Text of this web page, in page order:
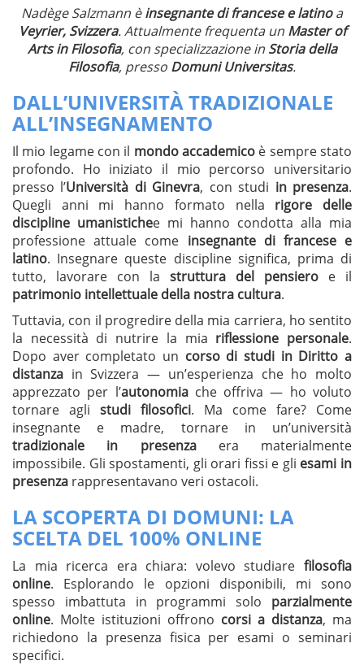
Nadège Salzmann èinsegnante di francese e latinoa
Veyrier, Svizzera. Attualmente frequenta un Master of
Arts in Filosofia, con specializzazione in Storia della
Filosofia, presso Domuni Universitas.
DALL’UNIVERSITÀ TRADIZIONALE
ALL’INSEGNAMENTO
Il mio legame con il mondo accademico è sempre stato
profondo. Ho iniziato il mio percorso universitario
presso l’Università di Ginevra, con studi in presenza.
Quegli anni mi hanno formato nella rigore delle
discipline umanistichee mi hanno condotta alla mia
professione attuale come insegnante di francese e
latino. Insegnare queste discipline significa, prima di
tutto, lavorare con la struttura del pensiero e il
patrimonio intellettuale della nostra cultura.
Tuttavia, con il progredire della mia carriera, ho sentito
la necessità di nutrire la mia riflessione personale.
Dopo aver completato un corso di studi in Diritto a
distanza in Svizzera — un’esperienza che ho molto
apprezzato per l’autonomiache offriva — ho voluto
tornare agli studi filosofici. Ma come fare? Come
insegnante e madre, tornare in un’università
tradizionale in presenzaera materialmente
impossibile. Gli spostamenti, gli orari fissi e gli esami in
presenza rappresentavano veri ostacoli.
LA SCOPERTA DI DOMUNI: LA
SCELTA DEL 100% ONLINE
La mia ricerca era chiara: volevo studiare filosofia
online. Esplorando le opzioni disponibili, mi sono
spesso imbattuta in programmi solo parzialmente
online. Molte istituzioni offrono corsi a distanza, ma
richiedono la presenza fisica per esami o seminari
specifici.